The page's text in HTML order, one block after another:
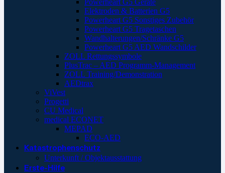
Powerheart G5 Geräte
Elektroden & Batterien G5
Powerheart G5 Sonstiges Zubehör
Powerheart G5 Tragetaschen
Wandhalterungen/Schränke G5
Powerheart G5 AED Wandschilder
ZOLL Rettungssymbole
PlusTrac – AED Programm-Management
ZOLL Training/Demonstration
AEDtrax
ViVest
Progetti
CU Medical
medical ECONET
MEPAD
ECO-AED
Katastrophenschutz
Unterkunft / Objektausstattung
Erste-Hilfe